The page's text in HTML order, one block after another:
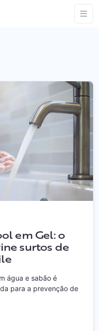
em Gel: o
surtos de
água e sabão é
para a prevenção de